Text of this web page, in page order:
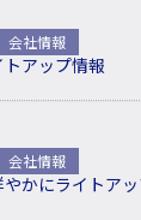
会社情報
アップ情報
会社情報
かにライトア